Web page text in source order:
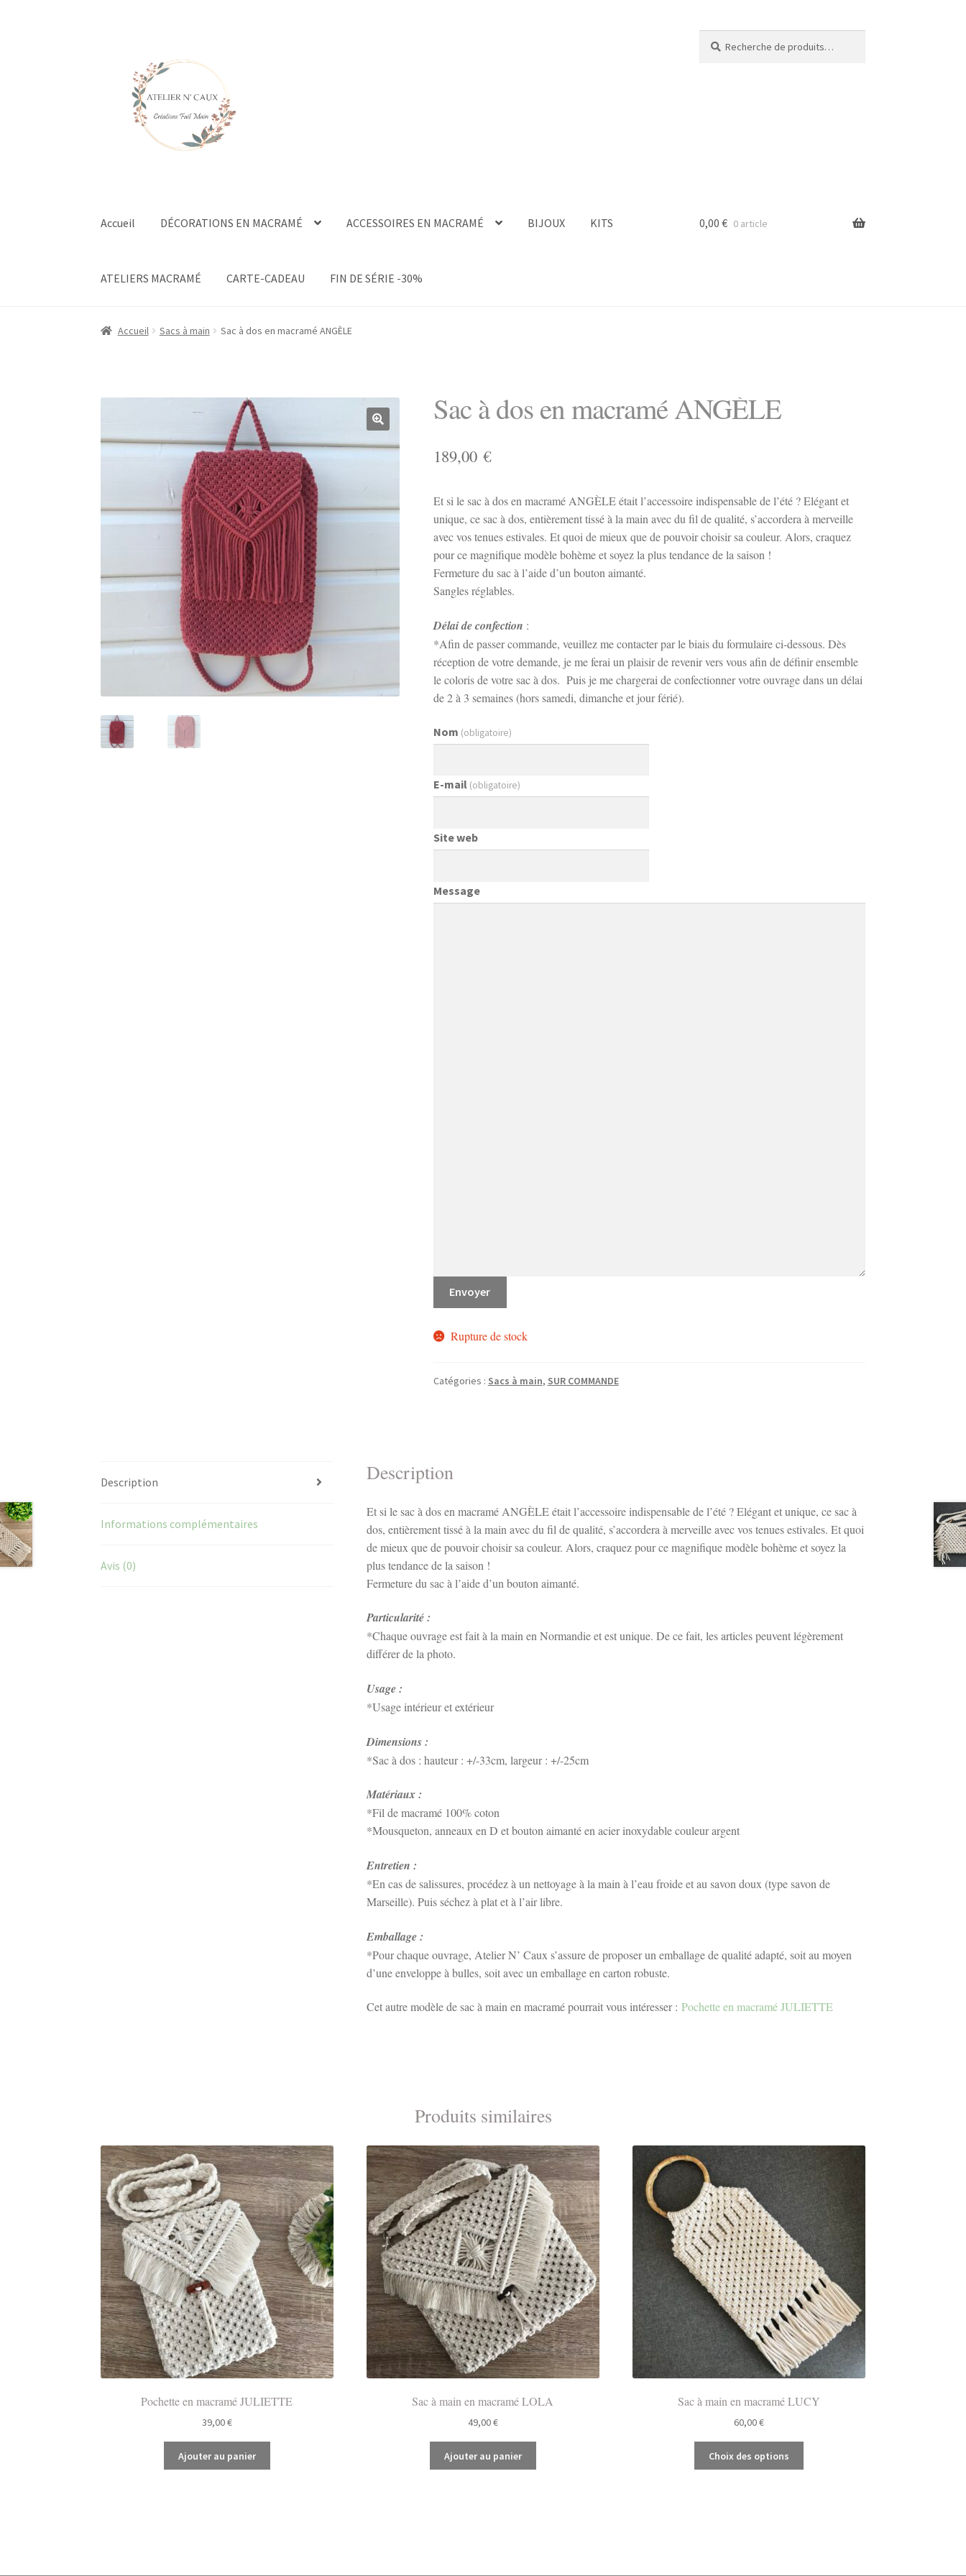
navigation
contenu
pour :
Accueil DÉCORATIONS EN MACRAMÉ ACCESSOIRES EN MACRAMÉ BIJOUX KITS
ATELIERS MACRAMÉ CARTE-CADEAU FIN DE SÉRIE -30%
0,00 € 0 article
Accueil Sacs à main Sac à dos en macramé ANGÈLE
Sac à dos en macramé ANGÈLE
189,00 €
Et si le sac à dos en macramé ANGÈLE était l’accessoire indispensable de l’été ? Elégant et
unique, ce sac à dos, entièrement tissé à la main avec du fil de qualité, s’accordera à merveille
avec vos tenues estivales. Et quoi de mieux que de pouvoir choisir sa couleur. Alors, craquez
pour ce magnifique modèle bohème et soyez la plus tendance de la saison !
Fermeture du sac à l’aide d’un bouton aimanté.
Sangles réglables.
Délai de confection :
*Afin de passer commande, veuillez me contacter par le biais du formulaire ci-dessous. Dès
réception de votre demande, je me ferai un plaisir de revenir vers vous afin de définir ensemble
le coloris de votre sac à dos. Puis je me chargerai de confectionner votre ouvrage dans un délai
de 2 à 3 semaines (hors samedi, dimanche et jour férié).
Nom (obligatoire)
E-mail (obligatoire)
Site web
Message
Envoyer
Rupture de stock
Catégories : Sacs à main, SUR COMMANDE
Description
Informations complémentaires
Avis (0)
Description
Et si le sac à dos en macramé ANGÈLE était l’accessoire indispensable de l’été ? Elégant et unique, ce sac à
dos, entièrement tissé à la main avec du fil de qualité, s’accordera à merveille avec vos tenues estivales. Et quoi
de mieux que de pouvoir choisir sa couleur. Alors, craquez pour ce magnifique modèle bohème et soyez la
plus tendance de la saison !
Fermeture du sac à l’aide d’un bouton aimanté.
Particularité :
*Chaque ouvrage est fait à la main en Normandie et est unique. De ce fait, les articles peuvent légèrement
différer de la photo.
Usage :
*Usage intérieur et extérieur
Dimensions :
*Sac à dos : hauteur : +/-33cm, largeur : +/-25cm
Matériaux :
*Fil de macramé 100% coton
*Mousqueton, anneaux en D et bouton aimanté en acier inoxydable couleur argent
Entretien :
*En cas de salissures, procédez à un nettoyage à la main à l’eau froide et au savon doux (type savon de
Marseille). Puis séchez à plat et à l’air libre.
Emballage :
*Pour chaque ouvrage, Atelier N’ Caux s’assure de proposer un emballage de qualité adapté, soit au moyen
d’une enveloppe à bulles, soit avec un emballage en carton robuste.
Cet autre modèle de sac à main en macramé pourrait vous intéresser :Pochette en macramé JULIETTE
Produits similaires
Pochette en macramé JULIETTE
39,00€
Ajouter au panier
Sac à main en macramé LOLA
49,00€
Ajouter au panier
Sac à main en macramé LUCY
60,00€
Choix des options